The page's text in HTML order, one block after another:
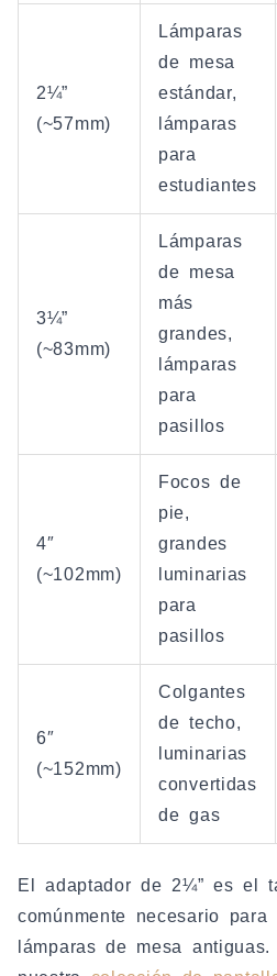
2¼”
(~57mm)
Lámparas
de mesa
estándar,
lámparas
para
estudiantes
3¼”
(~83mm)
Lámparas
de mesa
más
grandes,
lámparas
para
pasillos
4″
(~102mm)
Focos de
pie,
grandes
luminarias
para
pasillos
6″
(~152mm)
Colgantes
de techo,
luminarias
convertidas
de gas
El adaptador de 2¼” es el
comúnmente necesario para
lámparas de mesa